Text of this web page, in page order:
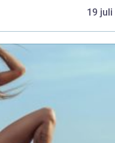
19 juli